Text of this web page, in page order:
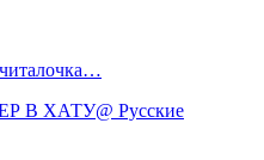
В ХАТУ@ Русские